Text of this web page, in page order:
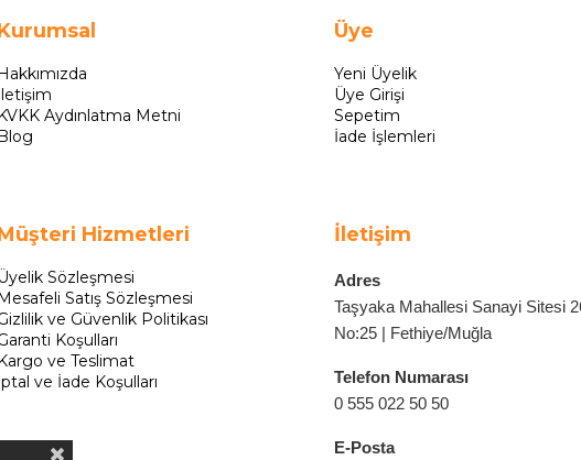
Aydınlatma Metni
Hizmetleri
Sözleşmesi
Satış Sözleşmesi
ve Güvenlik Politikası
Koşulları
ve Teslimat
ve İade Koşulları
Üye
Yeni Üyelik
Üye Girişi
Sepetim
İade İşlemleri
İletişim
Adres
Taşyaka Mahallesi Sanayi Sitesi
No:25 | Fethiye/Muğla
Telefon Numarası
0 555 022 50 50
E-Posta